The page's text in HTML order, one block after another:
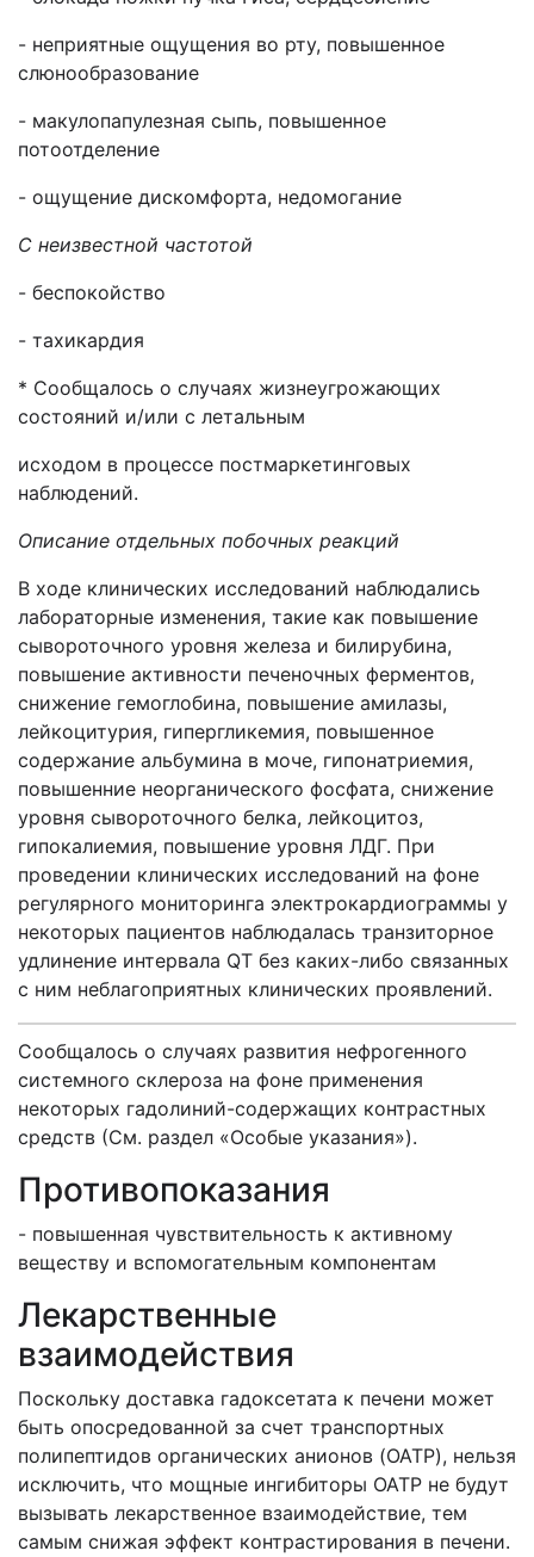
- неприятные ощущения во рту, повышенное
слюнообразование
- макулопапулезная сыпь, повышенное
потоотделение
- ощущение дискомфорта, недомогание
С неизвестной частотой
- беспокойство
- тахикардия
* Сообщалось о случаях жизнеугрожающих
состояний и/или с летальным
исходом в процессе постмаркетинговых
наблюдений.
Описание отдельных побочных реакций
В ходе клинических исследований наблюдались
лабораторные изменения, такие как повышение
сывороточного уровня железа и билирубина,
повышение активности печеночных ферментов,
снижение гемоглобина, повышение амилазы,
лейкоцитурия, гипергликемия, повышенное
содержание альбумина в моче, гипонатриемия,
повышенние неорганического фосфата, снижение
уровня сывороточного белка, лейкоцитоз,
гипокалиемия, повышение уровня ЛДГ. При
проведении клинических исследований на фоне
регулярного мониторинга электрокардиограммы у
некоторых пациентов наблюдалась транзиторное
удлинение интервала QT без каких-либо связанных
с ним неблагоприятных клинических проявлений.
Сообщалось о случаях развития нефрогенного
системного склероза на фоне применения
некоторых гадолиний-содержащих контрастных
средств (См. раздел «Особые указания»).
Противопоказания
- повышенная чувствительность к активному
веществу и вспомогательным компонентам
Лекарственные
взаимодействия
Поскольку доставка гадоксетата к печени может
быть опосредованной за счет транспортных
полипептидов органических анионов (OATP), нельзя
исключить, что мощные ингибиторы OATP не будут
вызывать лекарственное взаимодействие, тем
самым снижая эффект контрастирования в печени.